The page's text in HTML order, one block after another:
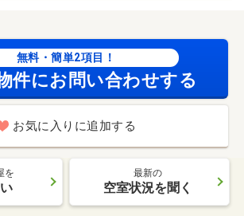
無料・簡単2項目！
件にお問い合わせする
お気に入りに追加する
を 最新の
空室状況を聞く